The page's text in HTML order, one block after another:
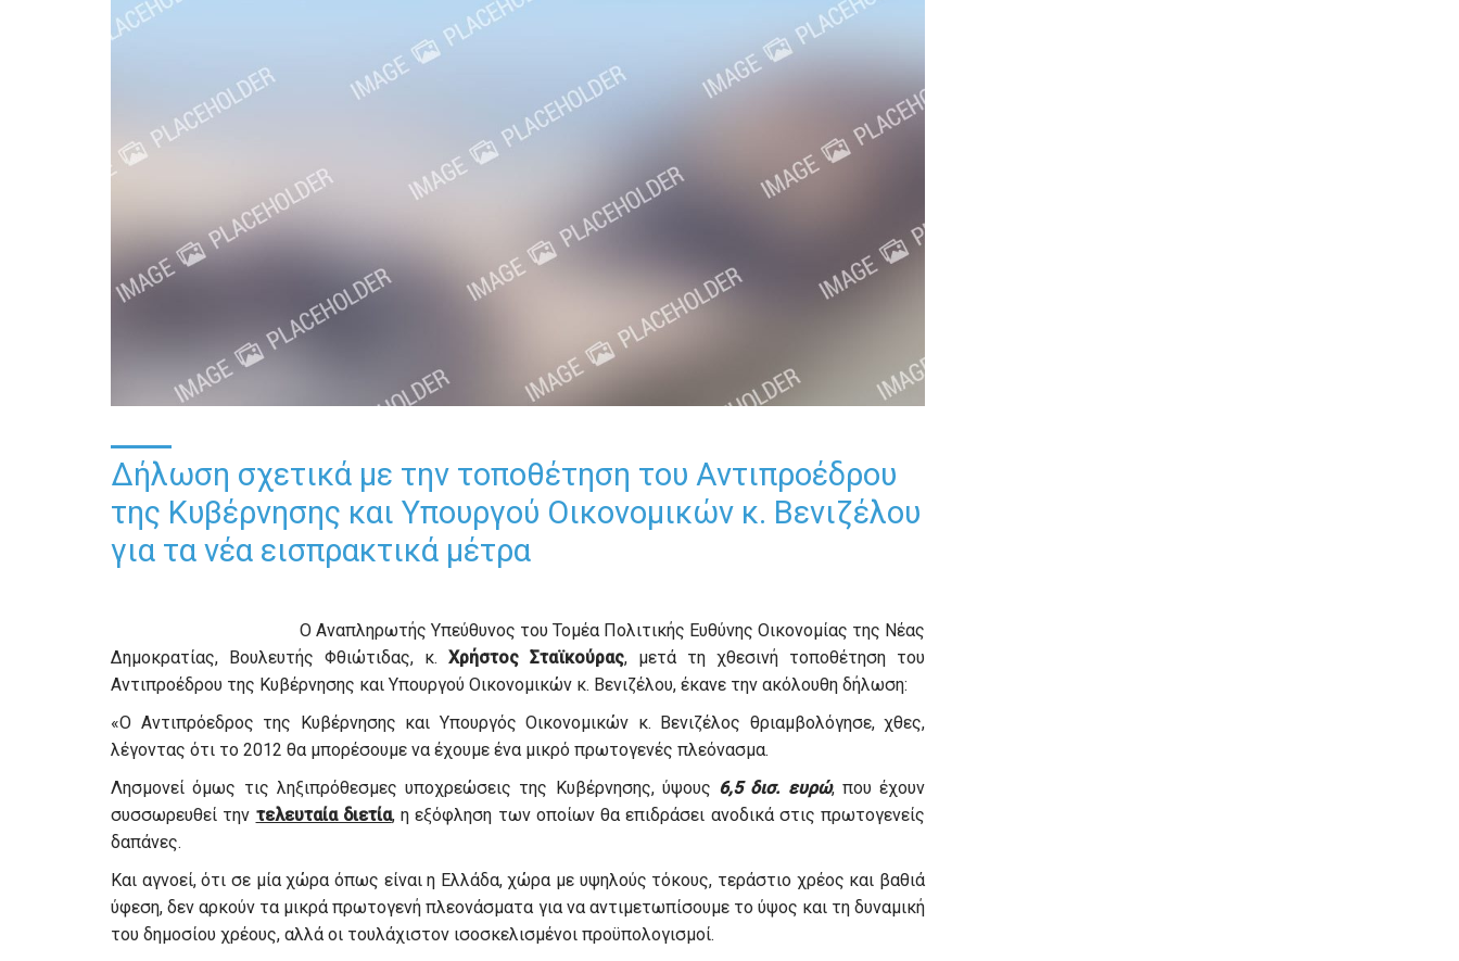
Δήλωση σχετικά με την τοποθέτηση του Αντιπροέδρου
της Κυβέρνησης και Υπουργού Οικονομικών κ. Βενιζέλου
για τα νέα εισπρακτικά μέτρα
Ο Αναπληρωτής Υπεύθυνος του Τομέα Πολιτικής Ευθύνης Οικονομίας της Νέας
Δημοκρατίας, Βουλευτής Φθιώτιδας, κ. Χρήστος Σταϊκούρας, μετά τη χθεσινή τοποθέτηση του
Αντιπροέδρου της Κυβέρνησης και Υπουργού Οικονομικών κ. Βενιζέλου, έκανε την ακόλουθη δήλωση:
«Ο Αντιπρόεδρος της Κυβέρνησης και Υπουργός Οικονομικών κ. Βενιζέλος θριαμβολόγησε, χθες,
λέγοντας ότι το 2012 θα μπορέσουμε να έχουμε ένα μικρό πρωτογενές πλεόνασμα.
Λησμονεί όμως τις ληξιπρόθεσμες υποχρεώσεις της Κυβέρνησης, ύψους 6,5 δισ. ευρώ, που έχουν
συσσωρευθεί την τελευταία διετία, η εξόφληση των οποίων θα επιδράσει ανοδικά στις πρωτογενείς
δαπάνες.
Και αγνοεί, ότι σε μία χώρα όπως είναι η Ελλάδα, χώρα με υψηλούς τόκους, τεράστιο χρέος και βαθιά
ύφεση, δεν αρκούν τα μικρά πρωτογενή πλεονάσματα για να αντιμετωπίσουμε το ύψος και τη δυναμική
του δημοσίου χρέους, αλλά οι τουλάχιστον ισοσκελισμένοι προϋπολογισμοί.